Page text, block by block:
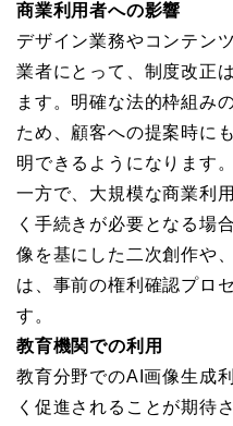
商業利用者への影響
デザイン業務やコンテン
業者にとって、制度改正
ます。明確な法的枠組み
ため、顧客への提案時に
明できるようになります。
一方で、大規模な商業利
く手続きが必要となる場
像を基にした二次創作や
は、事前の権利確認プロ
す。
教育機関での利用
教育分野でのAI画像生成
く促進されることが期待